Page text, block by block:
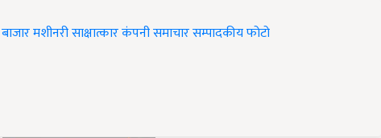
बाजारमशीनरीसाक्षात्कारकंपनी समाचारसम्पादकीयफोटो